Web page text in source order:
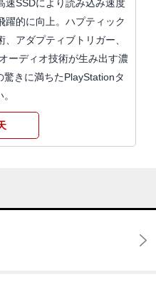
速SSDにより読み込み速度
躍的に向上。ハプティック
、アダプティブトリガー、
ーディオ技術が生み出す濃
きに満ちたPlayStationタ